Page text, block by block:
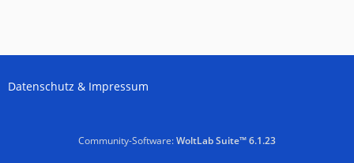
Datenschutz & Impressum
Community-Software:WoltLab Suite™ 6.1.23